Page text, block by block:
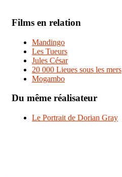
Films en relation
Mandingo
Les Tueurs
Jules César
20 000 Lieues sous les mers
Mogambo
Du même réalisateur
Le Portrait de Dorian Gray